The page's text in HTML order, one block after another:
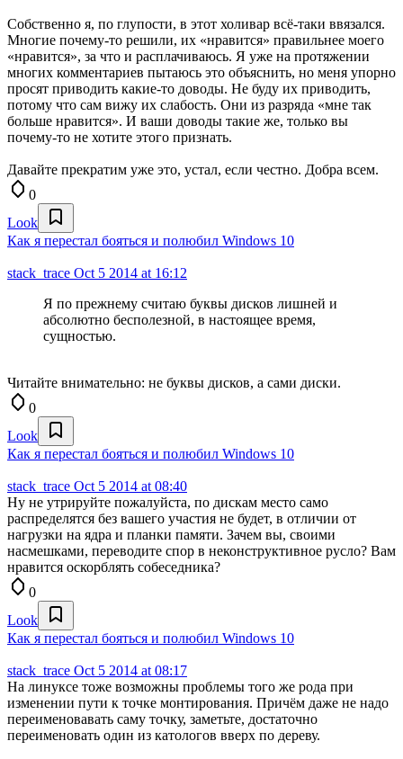
Собственно я, по глупости, в этот холивар всё-таки ввязался.
Многие почему-то решили, их «нравится» правильнее моего
«нравится», за что и расплачиваюсь. Я уже на протяжении
многих комментариев пытаюсь это объяснить, но меня упорно
просят приводить какие-то доводы. Не буду их приводить,
потому что сам вижу их слабость. Они из разряда «мне так
больше нравится». И ваши доводы такие же, только вы
почему-то не хотите этого признать.
Давайте прекратим уже это, устал, если честно. Добра всем.
0
Look
Как я перестал бояться и полюбил Windows 10
stack_trace Oct 5 2014 at 16:12
Я по прежнему считаю буквы дисков лишней и
абсолютно бесполезной, в настоящее время,
сущностью.
Читайте внимательно: не буквы дисков, а сами диски.
0
Look
Как я перестал бояться и полюбил Windows 10
stack_trace Oct 5 2014 at 08:40
Ну не утрируйте пожалуйста, по дискам место само
распределятся без вашего участия не будет, в отличии от
нагрузки на ядра и планки памяти. Зачем вы, своими
насмешками, переводите спор в неконструктивное русло? Вам
нравится оскорблять собеседника?
0
Look
Как я перестал бояться и полюбил Windows 10
stack_trace Oct 5 2014 at 08:17
На линуксе тоже возможны проблемы того же рода при
изменении пути к точке монтирования. Причём даже не надо
переименовавать саму точку, заметьте, достаточно
переименовать один из катологов вверх по дереву.